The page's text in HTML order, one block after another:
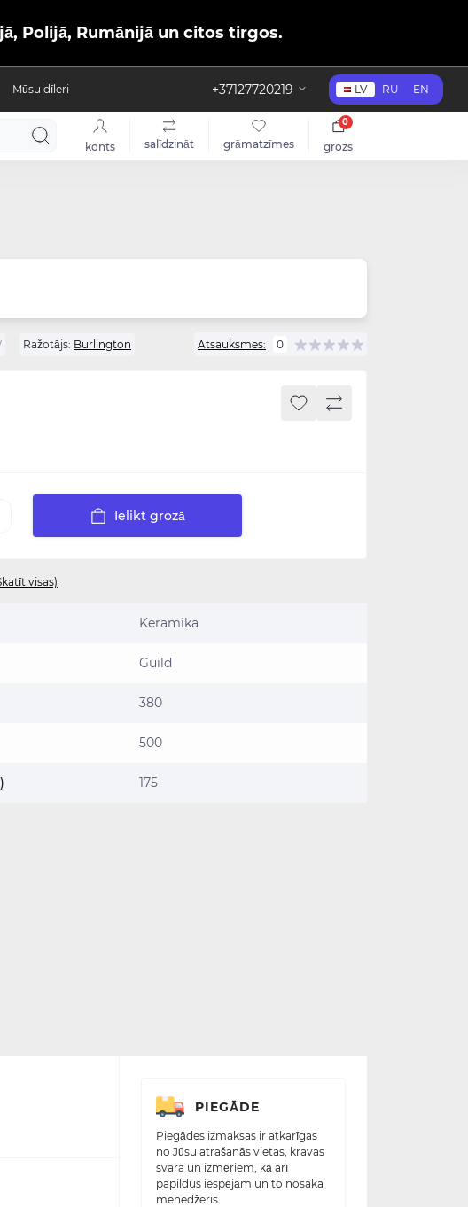
Polijā, Rumānijā un citos tirgos.
Mūsu dīleri +37127720219 LV RU EN
konts salīdzināt grāmatzīmes grozs
0
Ražotājs: Burlington Atsauksmes: 0
Ielikt grozā
visas)
Keramika
Guild
380
500
175
PIEGĀDE
Piegādes izmaksas ir atkarīgas
no Jūsu atrašanās vietas, kravas
svara un izmēriem, kā arī
papildus iespējām un to nosaka
menedžeris.